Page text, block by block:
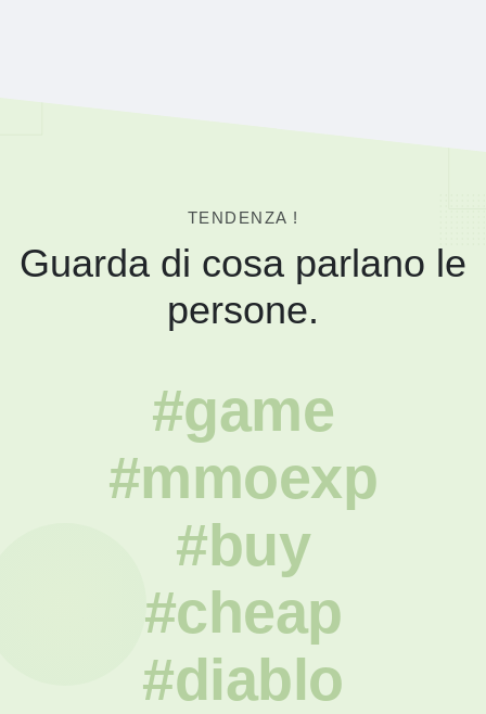
TENDENZA !
Guarda di cosa parlano le
persone.
#game
#mmoexp
#buy
#cheap
#diablo